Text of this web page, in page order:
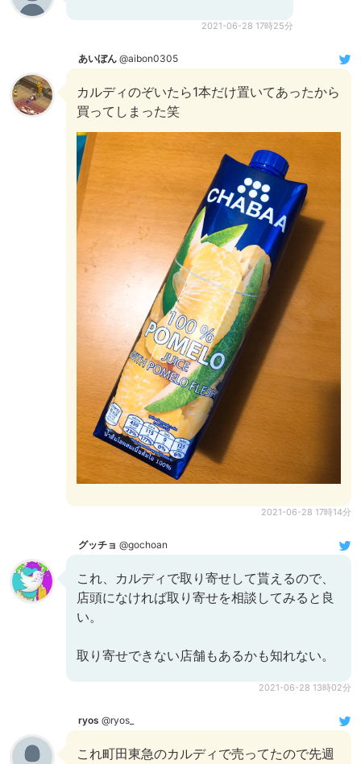
2021-06-28 17時25分
あいぼん @aibon0305
カルディのぞいたら1本だけ置いてあったから
買ってしまった笑
2021-06-28 17時14分
グッチョ @gochoan
これ、カルディで取り寄せして貰えるので、
店頭になければ取り寄せを相談してみると良
い。
取り寄せできない店舗もあるかも知れない。
2021-06-28 13時02分
ryos @ryos_
これ町田東急のカルディで売ってたので先週